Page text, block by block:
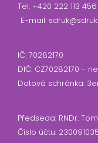
Tel: +420 222 113 456
E-mail:
IČ: 70282170
DIČ: CZ70282170 -
Datová schránka:
Předseda: RNDr.
Číslo účtu: